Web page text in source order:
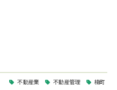
不動産業 不動産管理 楠町